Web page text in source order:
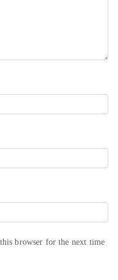
browser for the next time